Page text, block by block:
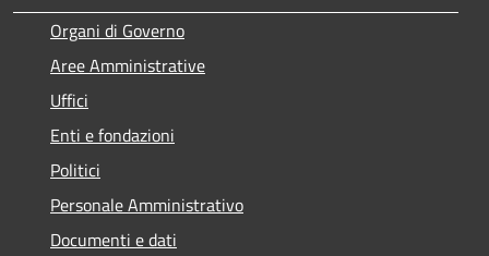
Organi di Governo
Aree Amministrative
Uffici
Enti e fondazioni
Politici
Personale Amministrativo
Documenti e dati